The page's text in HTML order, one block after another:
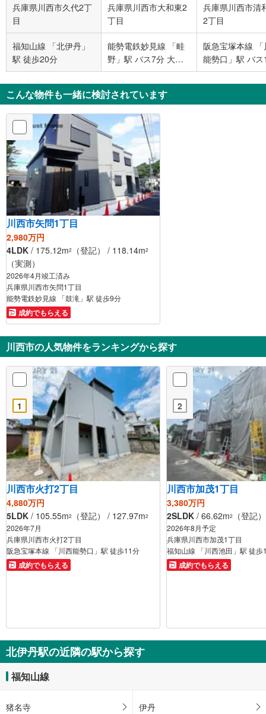
兵庫県川西市久代2丁
目
兵庫県川西市大和東2
丁目
兵庫県川西市清
2丁目
福知山線 「北伊丹」
駅 徒歩20分
能勢電鉄妙見線 「畦
野」駅 バス7分 大和
東二丁目 バス停下車
徒歩2分
阪急宝塚本線 「
能勢口」駅 バ
清和台一丁目 バ
下車 徒歩6分
こんな物件も一緒に検討されています
川西市矢問1丁目
2,980万円
4LDK / 175.12m2 （登記） / 118.14m2
（実測）
2026年4月竣工済み
兵庫県川西市矢問1丁目
能勢電鉄妙見線 「鼓滝」駅 徒歩9分
成約でもらえる
川西市の人気物件をランキングから探す
1
川西市火打2丁目
4,880万円
5LDK / 105.55m2 （登記） / 127.97m2
2026年7月
兵庫県川西市火打2丁目
阪急宝塚本線 「川西能勢口」駅 徒歩11分
成約でもらえる
2
川西市加茂1丁目
3,380万円
2SLDK / 66.62m2 （登記
2026年8月予定
兵庫県川西市加茂1丁目
福知山線 「川西池田」駅 徒歩
成約でもらえる
北伊丹駅の近隣の駅から探す
福知山線
猪名寺 伊丹